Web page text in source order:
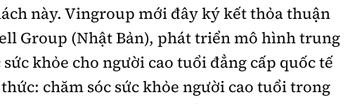
này. Vingroup mới đây ký kết thỏa thuận
Group (Nhật Bản), phát triển mô hình trung
khỏe cho người cao tuổi đẳng cấp quốc tế
chăm sóc sức khỏe người cao tuổi trong